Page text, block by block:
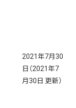
2021年7月30
日 （2021年7
月30日 更新）